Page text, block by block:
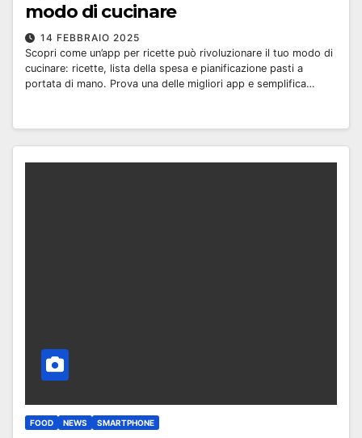
modo di cucinare
14 FEBBRAIO 2025
Scopri come un’app per ricette può rivoluzionare il tuo modo di
cucinare: ricette, lista della spesa e pianificazione pasti a
portata di mano. Prova una delle migliori app e semplifica…
FOOD NEWS SMARTPHONE